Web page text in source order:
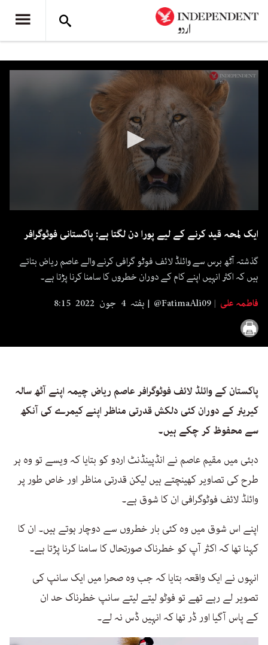
ایک لمحہ قید کرنے کے لیے پورا دن لگتا ہے: پاکستانی فوٹوگرافر
گذشتہ آٹھ برس سے وائلڈ لائف فوٹو گرافی کرنے والے عاصم ریاض بتاتے
ہیں کہ اکثر انہیں اپنے کام کے دوران خطروں کا سامنا کرنا پڑتا ہے۔
فاطمہ علی
@FatimaAli09 ہفتہ 4 جون 2022 8:15
پاکستان کے وائلڈ لائف فوٹوگرافر عاصم ریاض چیمہ اپنے آٹھ سالہ
کیریئر کے دوران کئی دلکش قدرتی مناظر اپنے کیمرے کی آنکھ
سے محفوظ کر چکے ہیں۔
دبئی میں مقیم عاصم نے انڈپینڈنٹ اردو کو بتایا کہ ویسے تو وہ ہر
طرح کی تصاویر کھینچتے ہیں لیکن قدرتی مناظر اور خاص طور پر
وائلڈ لائف فوٹوگرافی ان کا شوق ہے۔
اپنے اس شوق میں وہ کئی بار خطروں سے دوچار ہوتے ہیں۔ ان کا
کہنا تھا کہ اکثر آپ کو خطرناک صورتحال کا سامنا کرنا پڑتا ہے۔
انہوں نے ایک واقعہ بتایا کہ جب وہ صحرا میں ایک سانپ کی
تصویر لے رہے تھے تو فوٹو لیتے لیتے سانپ خطرناک حد ان
کے پاس آگیا اور ڈر تھا کہ انہیں ڈس نہ لے۔